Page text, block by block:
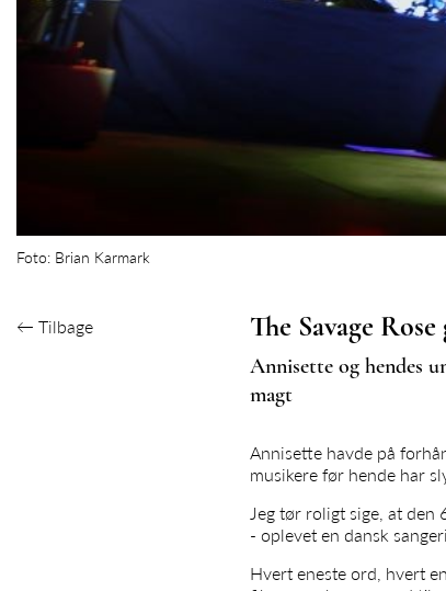
Foto: Brian Karmark
← Tilbage The Savage
Annisette og hendes
magt
Annisette havde på
musikere før hende har
Jeg tør roligt sige, at den
- oplevet en dansk
Hvert eneste ord, hvert